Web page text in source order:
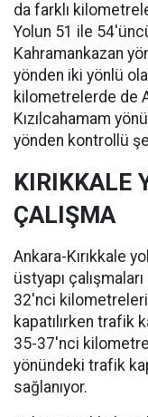
da farklı
Yolun 51 ile
Kahramankazan
yönden iki yönlü
kilometrelerde de
Kızılcahamam
yönden kontrollü
KIRIKKALE
ÇALIŞMA
Ankara-Kırıkkale
üstyapı
32'nci kilometreleri
kapatılırken trafik
35-37'nci
yönündeki trafik
sağlanıyor.